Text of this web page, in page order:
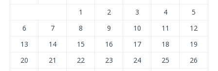
1 2 3 4
5
6
7 8 9 10 11
12
13
14 15 16 17 18
19
20
21 22 23 24 25
26